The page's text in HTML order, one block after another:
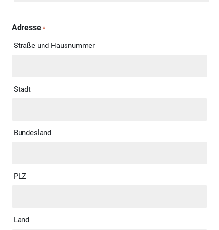
Adresse *
Straße und Hausnummer
Stadt
Bundesland
PLZ
Land